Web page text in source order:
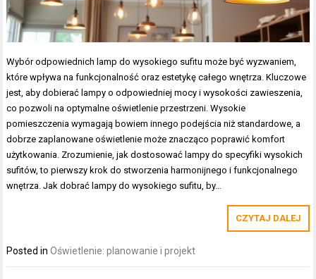
Wybór odpowiednich lamp do wysokiego sufitu może być wyzwaniem,
które wpływa na funkcjonalność oraz estetykę całego wnętrza. Kluczowe
jest, aby dobierać lampy o odpowiedniej mocy i wysokości zawieszenia,
co pozwoli na optymalne oświetlenie przestrzeni. Wysokie
pomieszczenia wymagają bowiem innego podejścia niż standardowe, a
dobrze zaplanowane oświetlenie może znacząco poprawić komfort
użytkowania. Zrozumienie, jak dostosować lampy do specyfiki wysokich
sufitów, to pierwszy krok do stworzenia harmonijnego i funkcjonalnego
wnętrza. Jak dobrać lampy do wysokiego sufitu, by…
CZYTAJ DALEJ
Posted inOświetlenie: planowanie i projekt